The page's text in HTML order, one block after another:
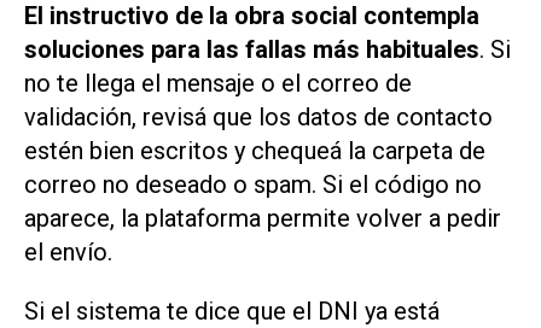
El instructivo de la obra social contempla
soluciones para las fallas más habituales. Si
no te llega el mensaje o el correo de
validación, revisá que los datos de contacto
estén bien escritos y chequeá la carpeta de
correo no deseado o spam. Si el código no
aparece, la plataforma permite volver a pedir
el envío.
Si el sistema te dice que el DNI ya está